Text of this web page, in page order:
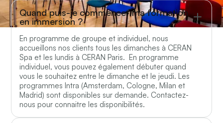
Quand puis-je commencer ma formation
en immersion ?
En programme de groupe et individuel, nous
accueillons nos clients tous les dimanches à CERAN
Spa et les lundis à CERAN Paris. En programme
individuel, vous pouvez également débuter quand
vous le souhaitez entre le dimanche et le jeudi. Les
programmes Intra (Amsterdam, Cologne, Milan et
Madrid) sont disponibles sur demande. Contactez-
nous pour connaitre les disponibilités.